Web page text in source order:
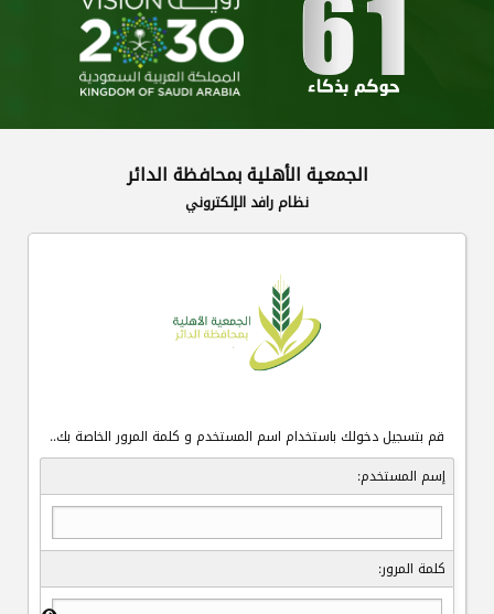
الجمعية الأهلية بمحافظة الدائر
نظام رافد الإلكتروني
قم بتسجيل دخولك باستخدام اسم المستخدم و كلمة المرور الخاصة بك..
إسم المستخدم:
كلمة المرور: